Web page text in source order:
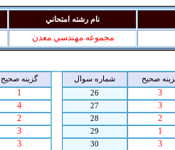
نام رشته امتحاني
مجموعه مهندسي معدن
صحيح شماره سوال گزينه صحيح
3
26
1
3
27
4
2
28
2
1
29
3
3
30
3